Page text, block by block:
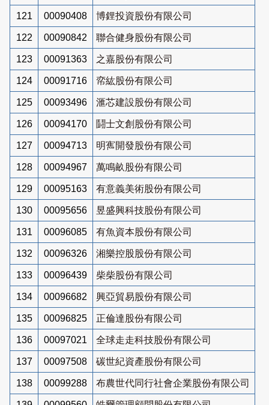
121 00090408 博鋰投資股份有限公司
122 00090842 聯合健身股份有限公司
123 00091363 之嘉股份有限公司
124 00091716 帟紘股份有限公司
125 00093496 滙芯建設股份有限公司
126 00094170 鬪士文創股份有限公司
127 00094713 明寯開發股份有限公司
128 00094967 萬鳴畝股份有限公司
129 00095163 有意義美術股份有限公司
130 00095656 昱盛興科技股份有限公司
131 00096085 有魚資本股份有限公司
132 00096326 湘樂控股股份有限公司
133 00096439 柴柴股份有限公司
134 00096682 興亞貿易股份有限公司
135 00096825 正倫達股份有限公司
136 00097021 全球走走科技股份有限公司
137 00097508 碳世紀資產股份有限公司
138 00099288 布農世代同行社會企業股份有限公司